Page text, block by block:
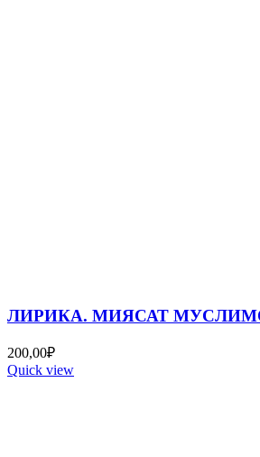
ЛИРИКА. МИЯСАТ
200,00₽
Quick view